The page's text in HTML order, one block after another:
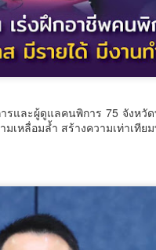
และผู้ดูแลคนพิการ 75 จังหวั
เหลื่อมล้ำ สร้างความเท่าเทีย
AUG
กรมพัฒน์ คว้ารา